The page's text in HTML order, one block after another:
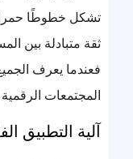
تشكل خطوطًا حمراء
ثقة متبادلة بين
فعندما يعرف
المجتمعات
آلية التطبيق